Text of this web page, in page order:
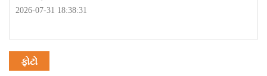
2026-07-31 18:38:31
ફોટો